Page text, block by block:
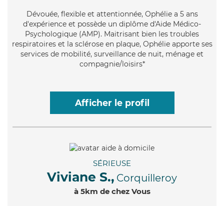
Dévouée, flexible et attentionnée, Ophélie a 5 ans
d'expérience et possède un diplôme d'Aide Médico-
Psychologique (AMP). Maitrisant bien les troubles
respiratoires et la sclérose en plaque, Ophélie apporte ses
services de mobilité, surveillance de nuit, ménage et
compagnie/loisirs*
Afficher le profil
SÉRIEUSE
Viviane S., Corquilleroy
à 5km de chez Vous